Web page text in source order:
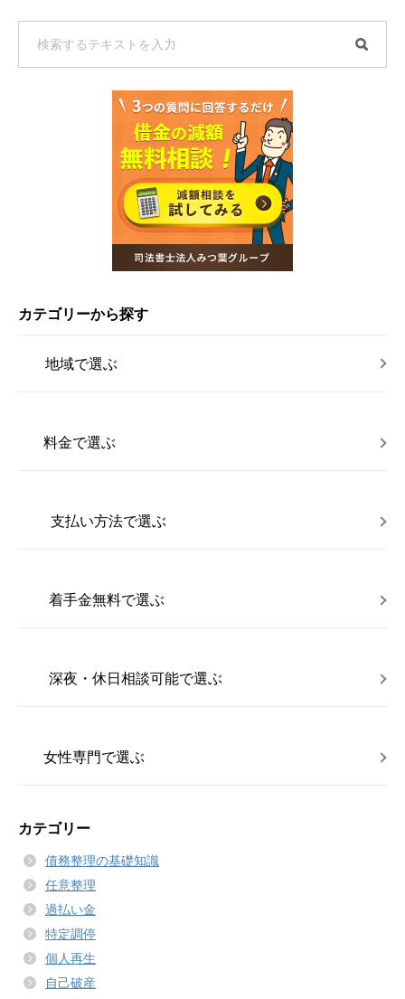
カテゴリーから探す
地域で選ぶ
料金で選ぶ
支払い方法で選ぶ
着手金無料で選ぶ
深夜・休日相談可能で選ぶ
女性専門で選ぶ
カテゴリー
債務整理の基礎知識
任意整理
過払い金
特定調停
個人再生
自己破産